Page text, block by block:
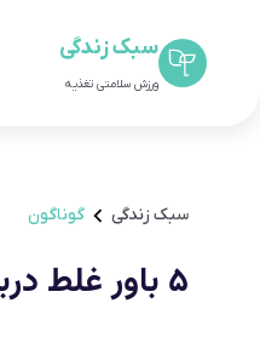
سبک زندگی
ورزش سلامتی تغذیه
سبک زندگی گوناگون
۵ باور غلط درباره بهترین زمان میوه خوردن